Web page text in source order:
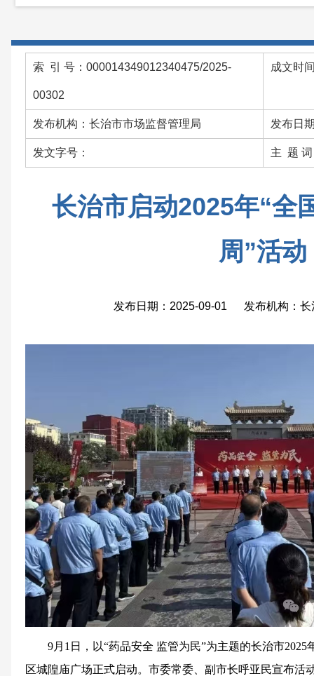
索 引 号：000014349012340475/2025-
00302
成文时
发布机构：长治市市场监督管理局 发布日
发文字号： 主 题 词
长治市启动2025年“全
周”活动
发布日期：2025-09-01 发布机构：长
9月1日，以“药品安全 监管为民”为主题的长治市
区城隍庙广场正式启动。市委常委、副市长呼亚民宣布活